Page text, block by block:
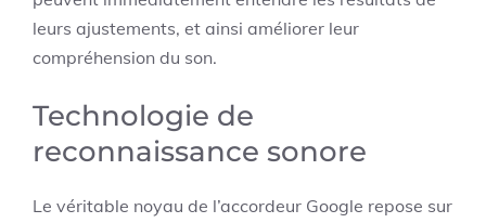
leurs ajustements, et ainsi améliorer leur
compréhension du son.
Technologie de
reconnaissance sonore
Le véritable noyau de l’accordeur Google repose sur